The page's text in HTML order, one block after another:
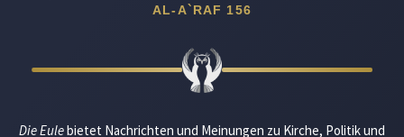
AL-A`RAF 156
Die Eulebietet Nachrichten und Meinungen zu Kirche, Politik und